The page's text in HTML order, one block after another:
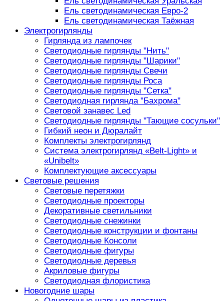
Ель светодинамическая Евро-2
Ель светодинамическая Таёжная
Электрогирлянды
Гирлянда из лампочек
Светодиодные гирлянды "Нить"
Светодиодные гирлянды "Шарики"
Светодиодные гирлянды Свечи
Светодиодные гирлянды Роса
Светодиодные гирлянды "Сетка"
Светодиодная гирлянда "Бахрома"
Световой занавес Led
Светодиодные гирлянды "Тающие сосульки"
Гибкий неон и Дюралайт
Комплекты электрогирлянд
Система электрогирлянд «Belt-Light» и
«Unibelt»
Комплектующие аксессуары
Световые решения
Световые перетяжки
Светодиодные проекторы
Декоративные светильники
Светодиодные снежинки
Светодиодные конструкции и фонтаны
Светодиодные Консоли
Светодиодные фигуры
Светодиодные деревья
Акриловые фигуры
Светодиодная флористика
Новогодние шары